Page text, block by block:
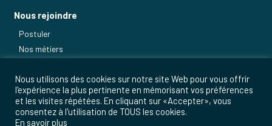
Nous rejoindre
Postuler
Nos métiers
Nous utilisons des cookies sur notre site Web pour vous offrir
l'expérience la plus pertinente en mémorisant vos préférences
et les visites répétées. En cliquant sur «Accepter», vous
consentez à l'utilisation de TOUS les cookies.
En savoir plus